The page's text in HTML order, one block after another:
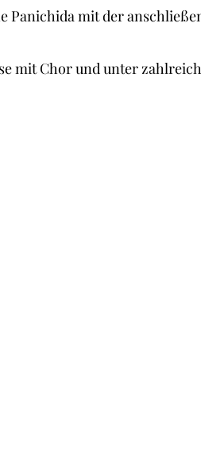
mit der
mit Chor und unter